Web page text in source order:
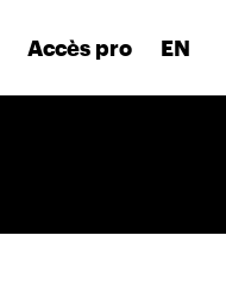
Accès pro EN